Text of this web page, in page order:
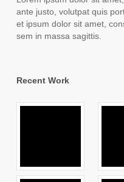
ante justo, volutpat quis
et ipsum dolor sit amet,
sem in massa sagittis.
Recent Work